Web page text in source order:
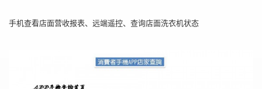
手机查看店面营收报表、远端遥控、查询店面洗衣机状态